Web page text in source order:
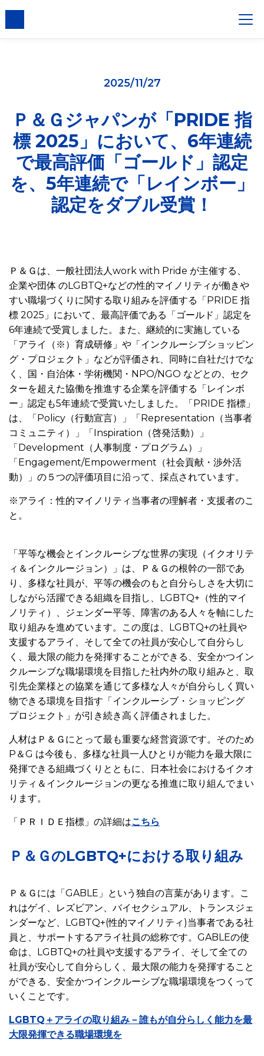
2025/11/27
Ｐ＆Ｇジャパンが「PRIDE 指
標 2025」において、6年連続
で最高評価「ゴールド」認定
を、5年連続で「レインボー」
認定をダブル受賞！
Ｐ＆Ｇは、一般社団法人work with Pride が主催する、
企業や団体 のLGBTQ+などの性的マイノリティが働きや
すい職場づくりに関する取り組みを評価する「PRIDE 指
標 2025」において、最高評価である「ゴールド」認定を
6年連続で受賞しました。また、継続的に実施している
「アライ（※）育成研修」や「インクルーシブショッピン
グ・プロジェクト」などが評価され、同時に自社だけでな
く、国・自治体・学術機関・NPO/NGO などとの、セク
ターを超えた協働を推進する企業を評価する「レインボ
ー」認定も5年連続で受賞いたしました。「PRIDE 指標」
は、「Policy（行動宣言）」「Representation（当事者
コミュニティ）」「Inspiration（啓発活動）」
「Development（人事制度・プログラム）」
「Engagement/Empowerment（社会貢献・渉外活
動）」の５つの評価項目に沿って、採点されています。
※アライ：性的マイノリティ当事者の理解者・支援者のこ
と。
「平等な機会とインクルーシブな世界の実現（イクオリテ
ィ＆インクルージョン）」は、Ｐ＆Ｇの根幹の一部であ
り、多様な社員が、平等の機会のもと自分らしさを大切に
しながら活躍できる組織を目指し、LGBTQ+（性的マイ
ノリティ）、ジェンダー平等、障害のある人々を軸にした
取り組みを進めています。この度は、LGBTQ+の社員や
支援するアライ、そして全ての社員が安心して自分らし
く、最大限の能力を発揮することができる、安全かつイン
クルーシブな職場環境を目指した社内外の取り組みと、取
引先企業様との協業を通じて多様な人々が自分らしく買い
物できる環境を目指す「インクルーシブ・ショッピング
プロジェクト」が引き続き高く評価されました。
人材はＰ＆Ｇにとって最も重要な経営資源です。そのため
P＆G は今後も、多様な社員一人ひとりが能力を最大限に
発揮できる組織づくりとともに、日本社会におけるイクオ
リティ＆インクルージョンの更なる推進に取り組んでまい
ります。
「ＰＲＩＤＥ指標」の詳細はこちら
Ｐ＆ＧのLGBTQ+における取り組み
Ｐ＆Ｇには「GABLE」という独自の言葉があります。こ
れはゲイ、レズビアン、バイセクシュアル、トランスジェ
ンダーなど、LGBTQ+(性的マイノリティ)当事者である社
員と、サポートするアライ社員の総称です。GABLEの使
命は、LGBTQ+の社員や支援するアライ、そして全ての
社員が安心して自分らしく、最大限の能力を発揮すること
ができる、安全かつインクルーシブな職場環境をつくって
いくことです。
LGBTQ＋アライの取り組み－誰もが自分らしく能力を最
大限発揮できる職場環境を